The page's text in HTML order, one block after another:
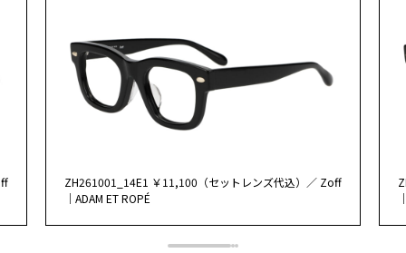
ZH261001_14E1 ￥11,100（セットレンズ代込）／ Zoff
｜ADAM ET ROPÉ